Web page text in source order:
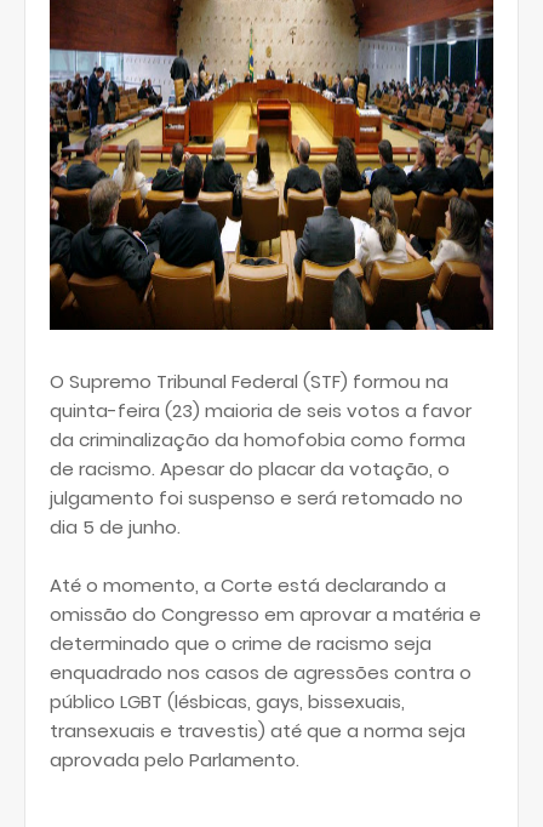
O Supremo Tribunal Federal (STF) formou na
quinta-feira (23) maioria de seis votos a favor
da criminalização da homofobia como forma
de racismo. Apesar do placar da votação, o
julgamento foi suspenso e será retomado no
dia 5 de junho.
Até o momento, a Corte está declarando a
omissão do Congresso em aprovar a matéria e
determinado que o crime de racismo seja
enquadrado nos casos de agressões contra o
público LGBT (lésbicas, gays, bissexuais,
transexuais e travestis) até que a norma seja
aprovada pelo Parlamento.